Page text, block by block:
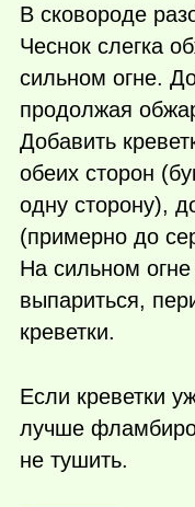
В сковороде
Чеснок слегка
сильном огне.
продолжая
Добавить
обеих сторон
одну сторону),
(примерно до
На сильном
выпариться,
креветки.
Если креветки
лучше
не тушить.